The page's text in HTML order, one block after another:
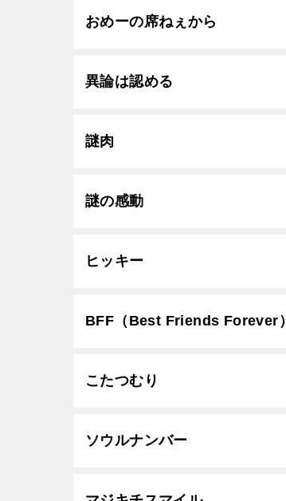
おめーの席ねぇから
異論は認める
謎肉
謎の感動
ヒッキー
BFF（Best Friends Forever）
こたつむり
ソウルナンバー